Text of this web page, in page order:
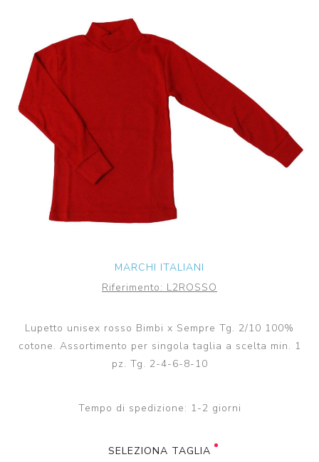
MARCHI ITALIANI
Riferimento: L2ROSSO
Lupetto unisex rosso Bimbi x Sempre Tg. 2/10 100%
cotone. Assortimento per singola taglia a scelta min. 1
pz. Tg. 2-4-6-8-10
Tempo di spedizione: 1-2 giorni
SELEZIONA TAGLIA